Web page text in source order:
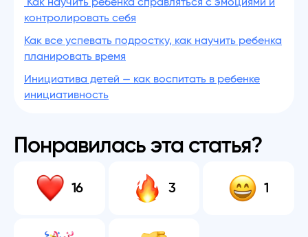
контролировать себя
Как все успевать подростку, как научить ребенка
планировать время
Инициатива детей — как воспитать в ребенке
инициативность
Понравилась эта статья?
16 3 1